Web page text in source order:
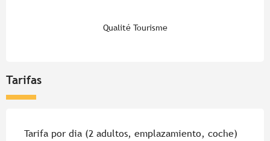
Qualité Tourisme
Tarifas
Tarifas 2026
Tarifa por dia (2 adultos, emplazamiento, coche)